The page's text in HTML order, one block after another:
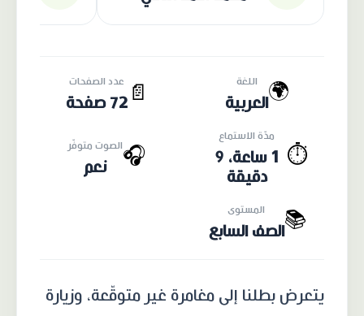
🌍 اللغة
العربية 📄
عدد الصفحات
72 صفحة
⏱️
مدّة الاستماع
1 ساعة، 9
دقيقة
🎧الصوت متوفّر
نعم
📚 المستوى
الصف السابع
يتعرض بطلنا إلى مغامرة غير متوقّعة، وزيارة